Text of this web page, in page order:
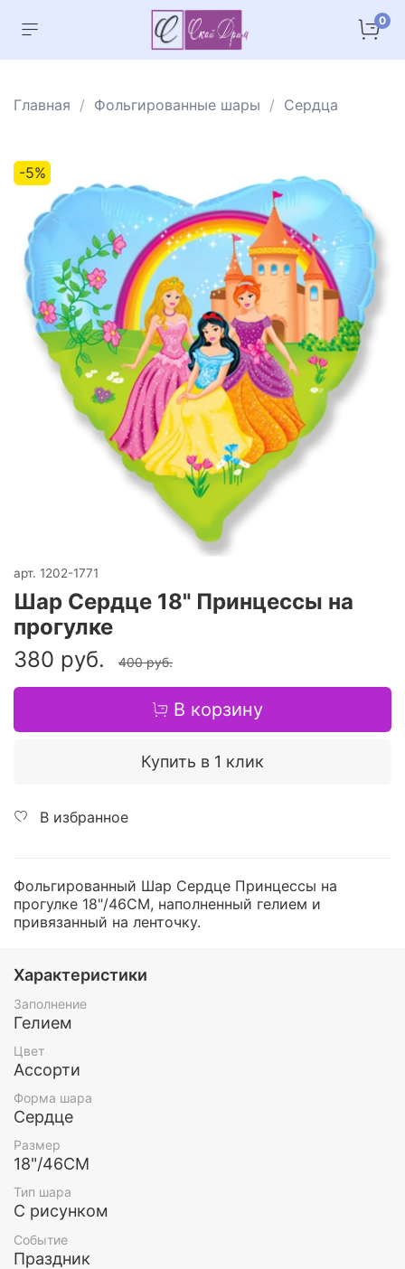
0
Главная Фольгированные шары Сердца
-5%
арт. 1202-1771
Шар Сердце 18" Принцессы на
прогулке
380 руб.
400 руб.
В корзину
Купить в 1 клик
В избранное
Фольгированный Шар Сердце Принцессы на
прогулке 18"/46СМ, наполненный гелием и
привязанный на ленточку.
Характеристики
Заполнение
Гелием
Цвет
Ассорти
Форма шара
Сердце
Размер
18"/46СМ
Тип шара
С рисунком
Событие
Праздник